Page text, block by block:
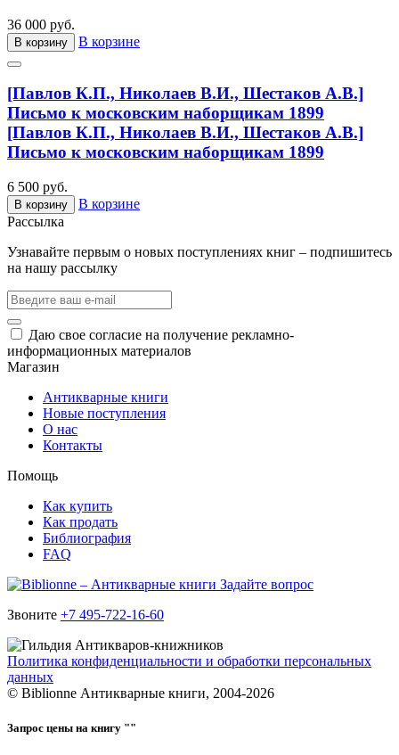
36 000 руб.
В корзину В корзине
[Павлов К.П., Николаев В.И., Шестаков А.В.]
Письмо к московским наборщикам 1899
[Павлов К.П., Николаев В.И., Шестаков А.В.]
Письмо к московским наборщикам 1899
6 500 руб.
В корзину
В корзине
Рассылка
Узнавайте первым о новых поступлениях книг – подпишитесь
на нашу рассылку
Даю свое согласие на получение рекламно-
информационных материалов
Магазин
Антикварные книги
Новые поступления
О нас
Контакты
Помощь
Как купить
Как продать
Библиография
FAQ
Задайте вопрос
Звоните +7 495-722-16-60
Политика конфиденциальности и обработки персональных
данных
© Biblionne Антикварные книги, 2004-2026
Запрос цены на книгу ""